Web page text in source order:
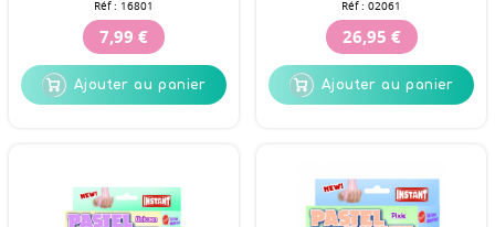
Réf : 16801
7,99 €
Ajouter au panier
Réf : 02061
26,95 €
Ajouter au panier